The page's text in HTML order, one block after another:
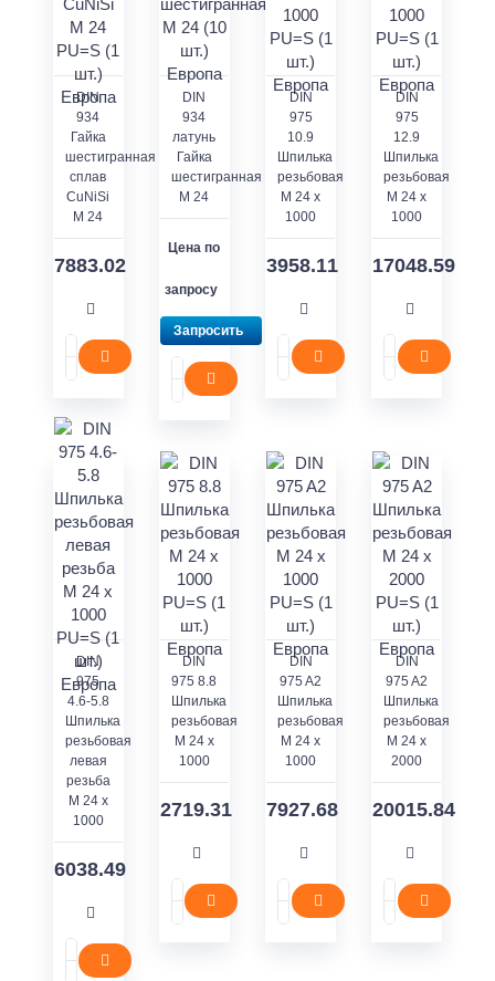
DIN
934
Гайка
шестигранная
сплав
CuNiSi
M 24
7883.02
DIN
934
латунь
Гайка
шестигранная
M 24
Цена по
запросу
Запросить
DIN
975
10.9
Шпилька
резьбовая
M 24 x
1000
3958.11
DIN
975
12.9
Шпилька
резьбовая
M 24 x
1000
17048.59
DIN
975
4.6-5.8
Шпилька
резьбовая
левая
резьба
M 24 x
1000
6038.49
DIN
975 8.8
Шпилька
резьбовая
M 24 x
1000
2719.31
DIN
975 A2
Шпилька
резьбовая
M 24 x
1000
7927.68
DIN
975 A2
Шпилька
резьбовая
M 24 x
2000
20015.84